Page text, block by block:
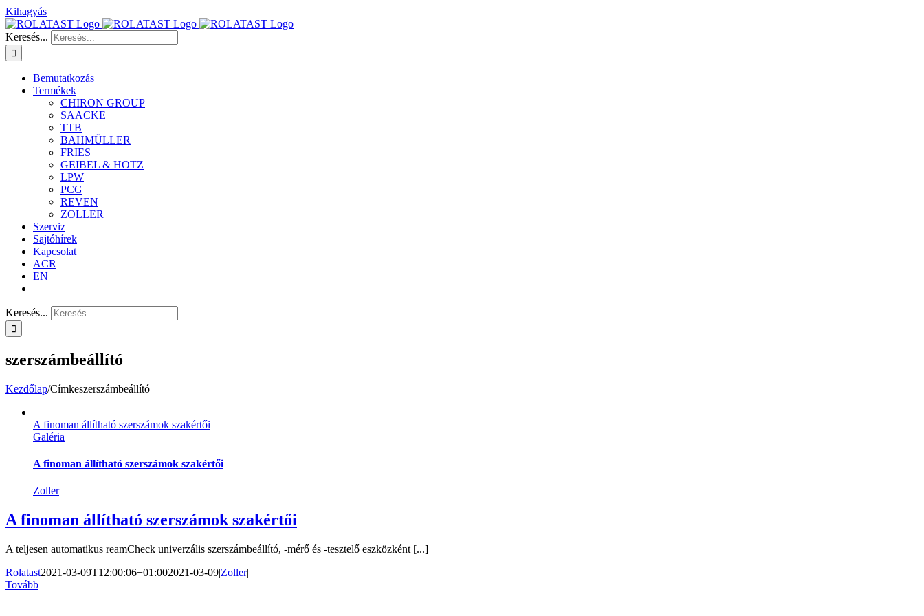
Kihagyás
Keresés...
Bemutatkozás
Termékek
CHIRON GROUP
SAACKE
TTB
BAHMÜLLER
FRIES
GEIBEL & HOTZ
LPW
PCG
REVEN
ZOLLER
Szerviz
Sajtóhírek
Kapcsolat
ACR
EN
Keresés...
szerszámbeállító
Kezdőlap/Címkeszerszámbeállító
A finoman állítható szerszámok szakértői
Galéria
A finoman állítható szerszámok szakértői
Zoller
A finoman állítható szerszámok szakértői
A teljesen automatikus reamCheck univerzális szerszámbeállító, -mérő és -tesztelő eszközként [...]
Rolatast2021-03-09T12:00:06+01:002021-03-09|Zoller|
Tovább